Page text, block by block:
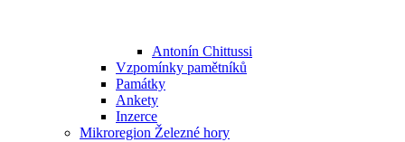
Antonín Chittussi
Vzpomínky pamětníků
Památky
Ankety
Inzerce
Mikroregion Železné hory